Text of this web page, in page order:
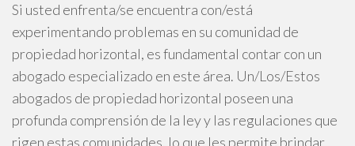
Si usted enfrenta/se encuentra con/está
experimentando problemas en su comunidad de
propiedad horizontal, es fundamental contar con un
abogado especializado en este área. Un/Los/Estos
abogados de propiedad horizontal poseen una
profunda comprensión de la ley y las regulaciones que
rigen estas comunidades, lo que les permite brindar